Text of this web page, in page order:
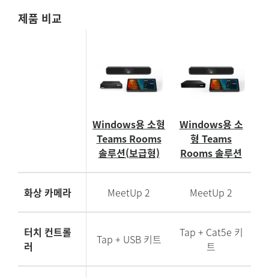
MSFT
COMPARISON
제품 비교
Windows용 소형
Teams Rooms
솔루션(보급형)
Windows용 소
형 Teams
Rooms 솔루션
화상 카메라 MeetUp 2 MeetUp 2
터치 컨트롤
러
Tap + USB 키트
Tap + Cat5e 키
트